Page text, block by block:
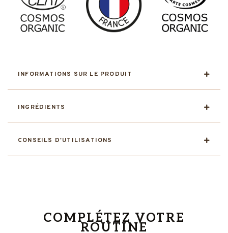
INFORMATIONS SUR LE PRODUIT
INGRÉDIENTS
CONSEILS D'UTILISATIONS
COMPLÉTEZ VOTRE
ROUTINE